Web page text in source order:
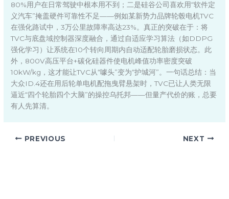
80%用户在日常驾驶中根本用不到；二是硅谷公司喜欢用“软件定
义汽车”掩盖硬件可靠性不足——例如某新势力品牌轮毂电机TVC
在强化路试中，3万公里故障率高达23%。真正的突破在于：将
TVC与底盘域控制器深度融合，通过自适应学习算法（如DDPG
强化学习）让系统在10个转向周期内自动适配轮胎磨损状态。此
外，800V高压平台+碳化硅器件使电机峰值功率密度突破
10kW/kg，这才能让TVC从“噱头”变为“护城河”。一句话总结：当
大众ID.4还在用后轮单电机配拖曳臂悬架时，TVC已让人类无限
逼近“四个轮胎四个大脑”的操控乌托邦——但量产代价的账，总要
有人先算清。
PREVIOUS NEXT